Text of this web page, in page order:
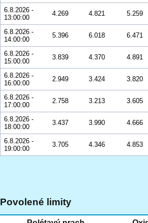
6.8.2026 -
13:00:00
4.269 4.821 5.259
6.8.2026 -
14:00:00
5.396 6.018 6.471
6.8.2026 -
15:00:00
3.839 4.370 4.891
6.8.2026 -
16:00:00
2.949 3.424 3.820
6.8.2026 -
17:00:00
2.758 3.213 3.605
6.8.2026 -
18:00:00
3.437 3.990 4.666
6.8.2026 -
19:00:00
3.705 4.346 4.853
Povolené limity